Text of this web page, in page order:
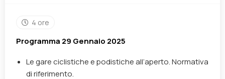
4 ore
Programma 29 Gennaio 2025
Le gare ciclistiche e podistiche all’aperto. Normativa
di riferimento.